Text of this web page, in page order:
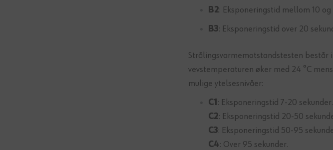
B2: Eksponeringstid mellom 10 og
B3: Eksponeringstid over 20
Strålingsvarmemotstandstesten består
vevstemperaturen øker med 24 °C
mulige ytelsesnivåer:
C1 : Eksponeringstid 7-20 sekunder.
C2: Eksponeringstid 20-50
C3: Eksponeringstid 50-95
C4: Over 95 sekunder.